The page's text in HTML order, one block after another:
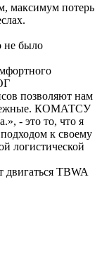
максимум потерь
не было
позволяют нам
КОМАТСУ
- это то, что я
к своему
логистической
двигаться TBWA